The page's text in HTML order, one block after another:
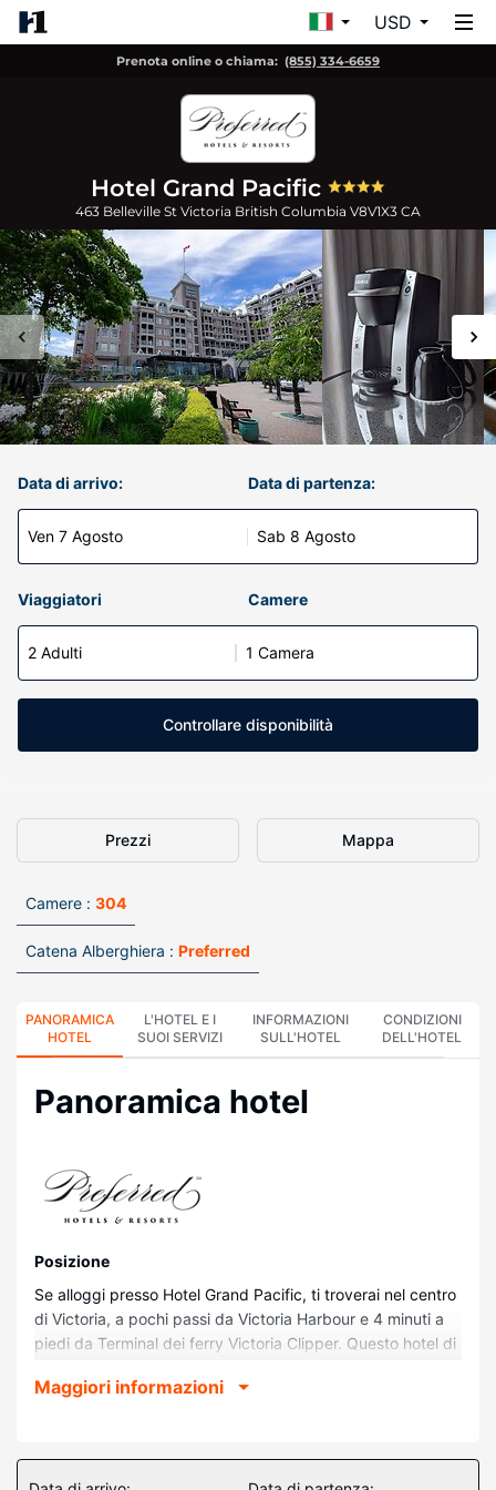
USD
Prenota online o chiama: (855) 334-6659
Hotel Grand Pacific
463 Belleville St Victoria British Columbia V8V1X3 CA
Data di arrivo:
Ven 7 Agosto
Data di partenza:
Sab 8 Agosto
Viaggiatori Camere
2 Adulti 1 Camera
Controllare disponibilità
Prezzi Mappa
Camere : 304
Catena Alberghiera : Preferred
PANORAMICA
HOTEL
L'HOTEL E I
SUOI SERVIZI
INFORMAZIONI
SULL'HOTEL
CONDIZIONI
DELL'HOTEL
Panoramica hotel
Posizione
Se alloggi presso Hotel Grand Pacific, ti troverai nel centro
di Victoria, a pochi passi da Victoria Harbour e 4 minuti a
piedi da Terminal dei ferry Victoria Clipper. Questo hotel di
Fisherman's Wharf Marina.
Nelle 304 camere della struttura ti sentirai come a casa. Le
camere sono dotate di balcone. Il Wi-Fi gratuito ti consente
Maggiori informazioni